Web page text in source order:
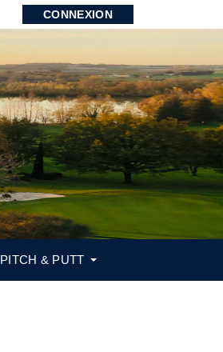
CONNEXION
PITCH & PUTT